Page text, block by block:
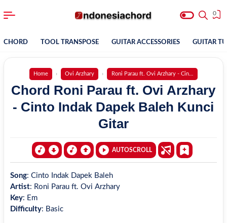
0
CHORD TOOL TRANSPOSE GUITAR ACCESSORIES GUITAR
Home Ovi Arzhary Roni Parau ft. Ovi Arzhary - Cinto Indak Dapek
Chord Roni Parau ft. Ovi Arzhary
- Cinto Indak Dapek Baleh Kunci
Gitar
AUTOSCROLL
Song: Cinto Indak Dapek Baleh
Artist: Roni Parau ft. Ovi Arzhary
Key: Em
Difficulty: Basic